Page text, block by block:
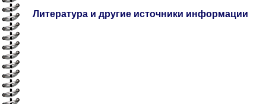
Литература и другие источники информации